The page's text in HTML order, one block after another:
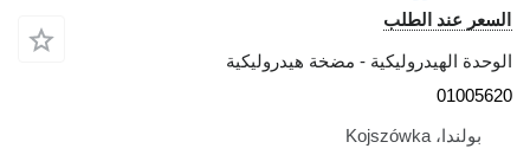
السعر عند الطلب
الوحدة الهيدروليكية - مضخة هيدروليكية
01005620
بولندا، Kojszówka